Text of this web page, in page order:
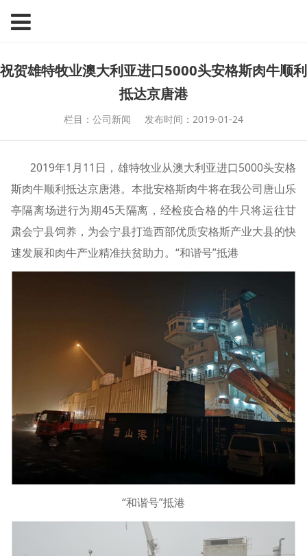
祝贺雄特牧业澳大利亚进口5000头安格斯肉牛顺利
抵达京唐港
栏目：公司新闻 发布时间：2019-01-24
2019年1月11日，雄特牧业从澳大利亚进口5000头安格
斯肉牛顺利抵达京唐港。本批安格斯肉牛将在我公司唐山乐
亭隔离场进行为期45天隔离，经检疫合格的牛只将运往甘
肃会宁县饲养，为会宁县打造西部优质安格斯产业大县的快
速发展和肉牛产业精准扶贫助力。“和谐号”抵港
“和谐号”抵港